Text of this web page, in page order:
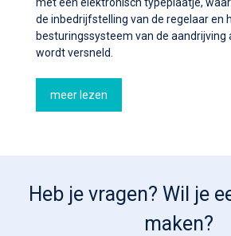
de inbedrijfstelling van de regelaar en
besturingssysteem van de aandrijving
wordt versneld.
meer lezen
Heb je vragen? Wil je
maken?